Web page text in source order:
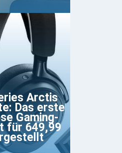
Arctis
Das erste
Gaming-
für 649,99